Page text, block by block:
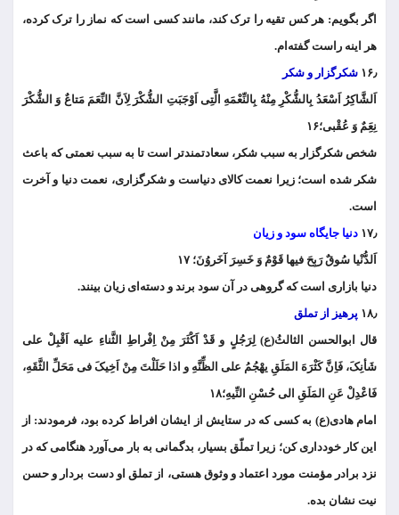
اگر بگویم: هر کس تقیه را ترک کند، مانند کسی است که نماز را ترک کرده،
هر اینه راست گفته‌ام.
۱۶٫ شکرگزار و شکر
اَلشَّاکِرُ اَسْعَدُ بِالشُّکْرِ مِنْهُ بِالنِّعْمَهِ الَّتِی اَوْجَبَتِ الشُّکْرَ لِاَنَّ النِّعَمَ مَتاعٌ وَ الشُّکْرَ
نِعَِمٌ وَ عُقْبی؛۱۶
شخص شکرگزار به سبب شکر، سعادتمند‌تر است تا به سبب نعمتی که باعث
شکر شده است؛ زیرا نعمت کالای دنیاست و شکرگزاری، نعمت دنیا و آخرت
است.
۱۷٫ دنیا جایگاه سود و زیان
اَلدُّنْیا سُوقٌ رَبِحَ فیها قَوْمٌ وَ خَسِرَ آخَروُنَ؛ ۱۷
دنیا بازاری است که گروهی در آن سود برند و دسته‌ای زیان بینند.
۱۸٫ پرهیز از تملق
قال ابوالحسن الثالثُ(ع) لِرَجُلٍ و قَدْ اَکْثَرَ مِنْ اِفْراطِ الثَّناءِ علیه اَقْبِلْ علی
شَأنِکَ، فَاِنَّ کَثْرَهَ المَلَقِ یهْجُمُ علی الظِّنَّهِ و اذا حَلَلْتَ مِنْ اَخِیکَ فی مَحَلِّ الثَّقَهِ،
فَاعْدِلْ عَنِ المَلَقِ الی حُسْنِ النِّیهِ؛۱۸
امام هادی(ع) به کسی که در ستایش از ایشان افراط کرده بود، فرمودند: از
این کار خودداری کن؛ زیرا تملّق بسیار، بدگمانی به بار می‌آورد هنگامی که در
نزد برادر مؤمنت مورد اعتماد و وثوق هستی، از تملق او دست بردار و حسن
نیت نشان بده.